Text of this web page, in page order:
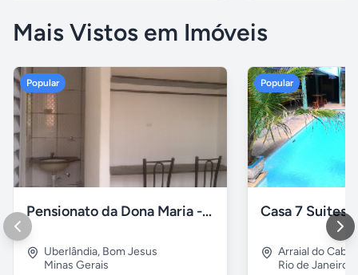
Mais Vistos em Imóveis
Popular
Pensionato da Dona Maria - Uberlândia/MG
Uberlândia, Bom Jesus
Minas Gerais
Popular
Arraial do Cabo
Rio de Janeiro